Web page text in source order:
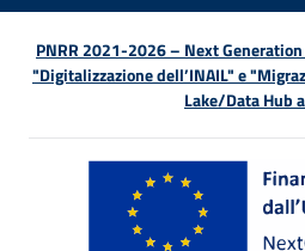
PNRR 2021-2026 – Next
"Digitalizzazione dell’INAIL" e
Lake/Data Hub